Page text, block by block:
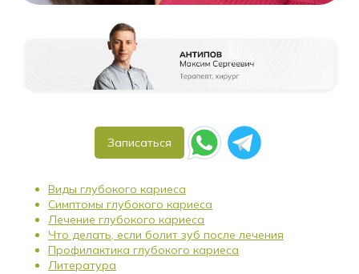
Записаться
Виды глубокого кариеса
Симптомы глубокого кариеса
Лечение глубокого кариеса
Что делать, если болит зуб после лечения
Профилактика глубокого кариеса
Литература